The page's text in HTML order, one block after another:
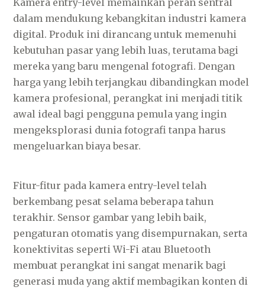
Kamera entry-level memainkan peran sentral
dalam mendukung kebangkitan industri kamera
digital. Produk ini dirancang untuk memenuhi
kebutuhan pasar yang lebih luas, terutama bagi
mereka yang baru mengenal fotografi. Dengan
harga yang lebih terjangkau dibandingkan model
kamera profesional, perangkat ini menjadi titik
awal ideal bagi pengguna pemula yang ingin
mengeksplorasi dunia fotografi tanpa harus
mengeluarkan biaya besar.
Fitur-fitur pada kamera entry-level telah
berkembang pesat selama beberapa tahun
terakhir. Sensor gambar yang lebih baik,
pengaturan otomatis yang disempurnakan, serta
konektivitas seperti Wi-Fi atau Bluetooth
membuat perangkat ini sangat menarik bagi
generasi muda yang aktif membagikan konten di